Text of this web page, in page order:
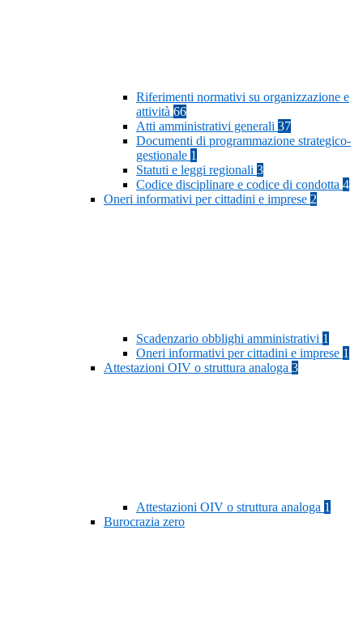
Riferimenti normativi su organizzazione e
attività 66
Atti amministrativi generali 37
Documenti di programmazione strategico-
gestionale 1
Statuti e leggi regionali 3
Codice disciplinare e codice di condotta 4
Oneri informativi per cittadini e imprese 2
Scadenzario obblighi amministrativi 1
Oneri informativi per cittadini e imprese 1
Attestazioni OIV o struttura analoga 3
Attestazioni OIV o struttura analoga 1
Burocrazia zero